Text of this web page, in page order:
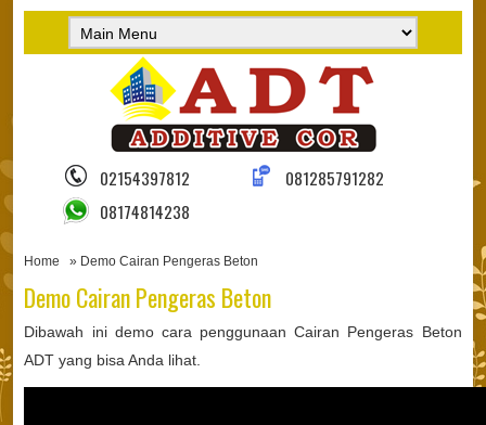
02154397812
081285791282
08174814238
Home » Demo Cairan Pengeras Beton
Demo Cairan Pengeras Beton
Dibawah ini demo cara penggunaan Cairan Pengeras Beton
ADT yang bisa Anda lihat.